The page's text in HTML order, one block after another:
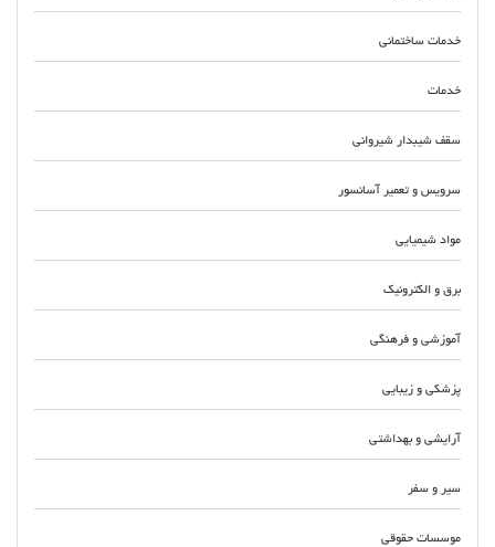
خدمات ساختمانی
خدمات
سقف شیبدار شیروانی
سرویس و تعمیر آسانسور
مواد شیمیایی
برق و الکترونیک
آموزشی و فرهنگی
پزشکی و زیبایی
آرایشی و بهداشتی
سیر و سفر
موسسات حقوقی